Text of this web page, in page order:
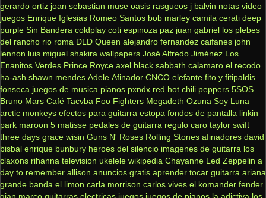
gerardo ortiz joan sebastian muse oasis rasgueos j balvin notas video
juegos Enrique Iglesias Romeo Santos bob marley camila cerati deep
purple Sin Bandera coldplay coti espinoza paz juan gabriel los plebes
del rancho rio roma DLD Queen alejandro fernandez caifanes john
lennon luis miguel shakira wallpapers José Alfredo Jiménez Los
Enanitos Verdes Prince Royce axel black sabbath calamaro el recodo
ha-ash shawn mendes Adele Afinador CNCO elefante fito y fitipaldis
fonseca juegos de musica pianos pxndx red hot chili peppers 5SOS
Bruno Mars Café Tacvba Foo Fighters Megadeth Ozuna Soy Luna
arctic monkeys efectos para guitarra estopa fondos de pantalla linkin
park maroon 5 matisse pedales de guitarra regulo caro taylor swift
three days grace wisin Guns N' Roses Rolling Stones afinadores david
bisbal enrique bunbury heroes del silencio imagenes de guitarra los
claxons rihanna television ukelele wikipedia Chayanne Led Zeppelin a
day to remember allison anuncios gratis aprender tocar guitarra ariana
grande banda el limon carla morrison carlos vives el komander fender
gian marco guitarras electricas juegos juegos de pianos la adictiva los